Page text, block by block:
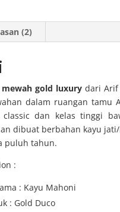
(2)
gold luxurydari Arif
dalam ruangan tamu
dan kelas tinggi
dibuat berbahan kayu
puluh tahun.
:
: Kayu Mahoni
: Gold Duco